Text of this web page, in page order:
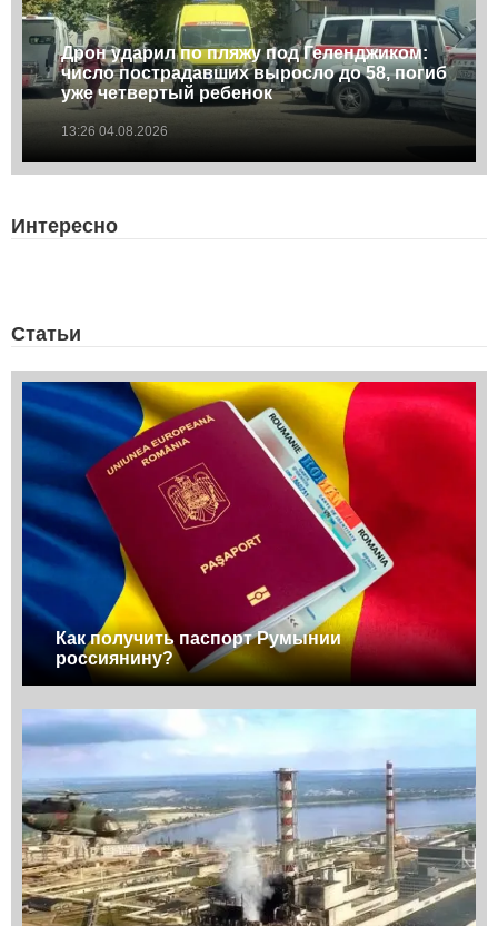
Дрон ударил по пляжу под Геленджиком:
число пострадавших выросло до 58, погиб
уже четвертый ребенок
13:26 04.08.2026
Интересно
Статьи
Как получить паспорт Румынии
россиянину?